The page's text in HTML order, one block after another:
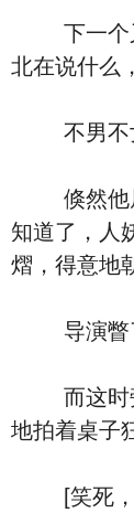
下一个又
北在说什么
不男不女
倏然他眉
知道了，人
熠，得意地
导演瞥了
而这时旁
地拍着桌子
[笑死，宋